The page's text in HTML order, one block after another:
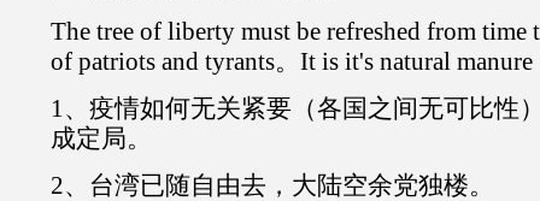
The tree of liberty must be refreshed from
of patriots and tyrants。It is it's natural manure
1、疫情如何无关紧要（各国之间无可比性
成定局。
2、台湾已随自由去，大陆空余党独楼。